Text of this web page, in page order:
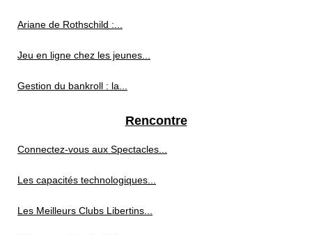
Ariane de Rothschild :...
Jeu en ligne chez les jeunes...
Gestion du bankroll : la...
Rencontre
Connectez-vous aux Spectacles...
Les capacités technologiques...
Les Meilleurs Clubs Libertins...